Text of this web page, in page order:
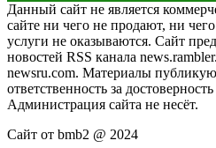
Данный сайт не является
сайте ни чего не продают, ни
услуги не оказываются. Сайт
новостей RSS канала
newsru.com. Материалы
ответственность за
Администрация сайта не несёт.
Сайт от bmb2 @ 2024